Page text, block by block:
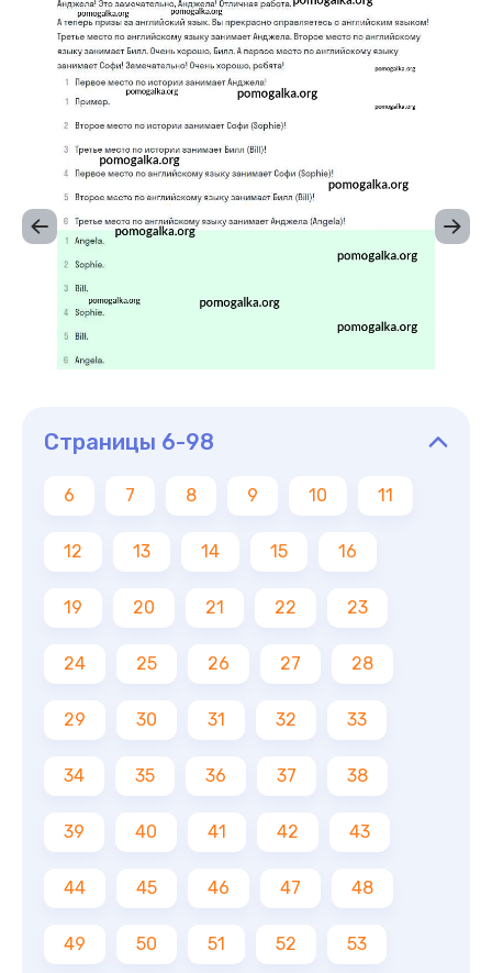
Страницы 6-98
6 7 8 9 10 11
12 13 14 15 16
19 20 21 22 23
24 25 26 27 28
29 30 31 32 33
34 35 36 37 38
39 40 41 42 43
44 45 46 47 48
49 50 51 52 53